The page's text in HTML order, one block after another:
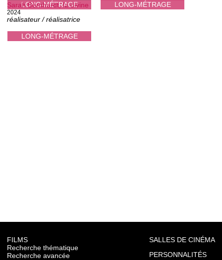
LONG-MÉTRAGE LONG-MÉTRAGE
LONG-MÉTRAGE
Sarah Bernhardt, la divine
2024
réalisateur / réalisatrice
FILMS
Recherche thématique
Recherche avancée
SALLES DE CINÉMA
PERSONNALITÉS